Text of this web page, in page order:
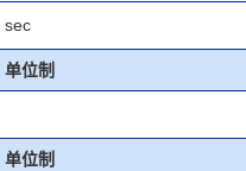
sec
单位制
单位制